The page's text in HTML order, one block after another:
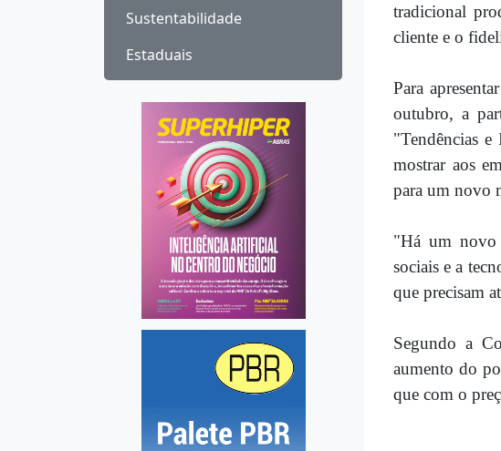
Sustentabilidade
Estaduais
tradicional
cliente e o
Para
outubro, a
"Tendências
mostrar aos
para um novo
"Há um novo
sociais e a
que precisam
Segundo a
aumento do
que com o